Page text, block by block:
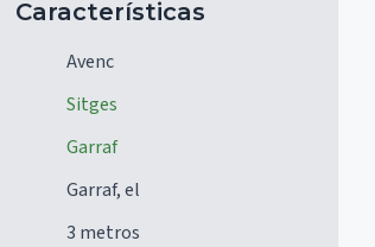
Características
Avenc
Sitges
Garraf
Garraf, el
3 metros